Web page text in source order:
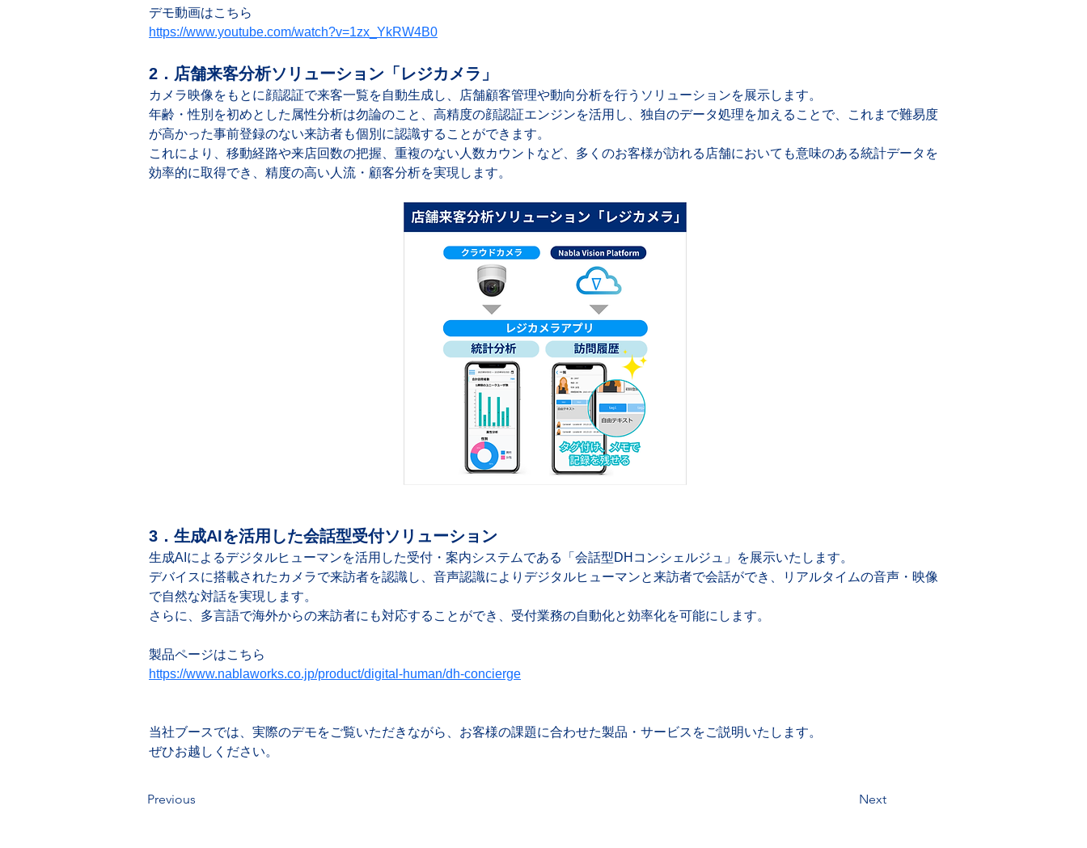
デモ動画はこちら
https://www.youtube.com/watch?v=1zx_YkRW4B0
2．店舗来客分析ソリューション「レジカメラ」
カメラ映像をもとに顔認証で来客一覧を自動生成し、店舗顧客管理や動向分析を行うソリューションを展示します。
年齢・性別を初めとした属性分析は勿論のこと、高精度の顔認証エンジンを活用し、独自のデータ処理を加えることで、これまで難易度
が高かった事前登録のない来訪者も個別に認識することができます。
これにより、移動経路や来店回数の把握、重複のない人数カウントなど、多くのお客様が訪れる店舗においても意味のある統計データを
効率的に取得でき、精度の高い人流・顧客分析を実現します。
3．生成AIを活用した会話型受付ソリューション
生成AIによるデジタルヒューマンを活用した受付・案内システムである「会話型DHコンシェルジュ」を展示いたします。
デバイスに搭載されたカメラで来訪者を認識し、音声認識によりデジタルヒューマンと来訪者で会話ができ、リアルタイムの音声・映像
で自然な対話を実現します。
さらに、多言語で海外からの来訪者にも対応することができ、受付業務の自動化と効率化を可能にします。
製品ページはこちら
https://www.nablaworks.co.jp/product/digital-human/dh-concierge
当社ブースでは、実際のデモをご覧いただきながら、お客様の課題に合わせた製品・サービスをご説明いたします。
ぜひお越しください。
Previous Next